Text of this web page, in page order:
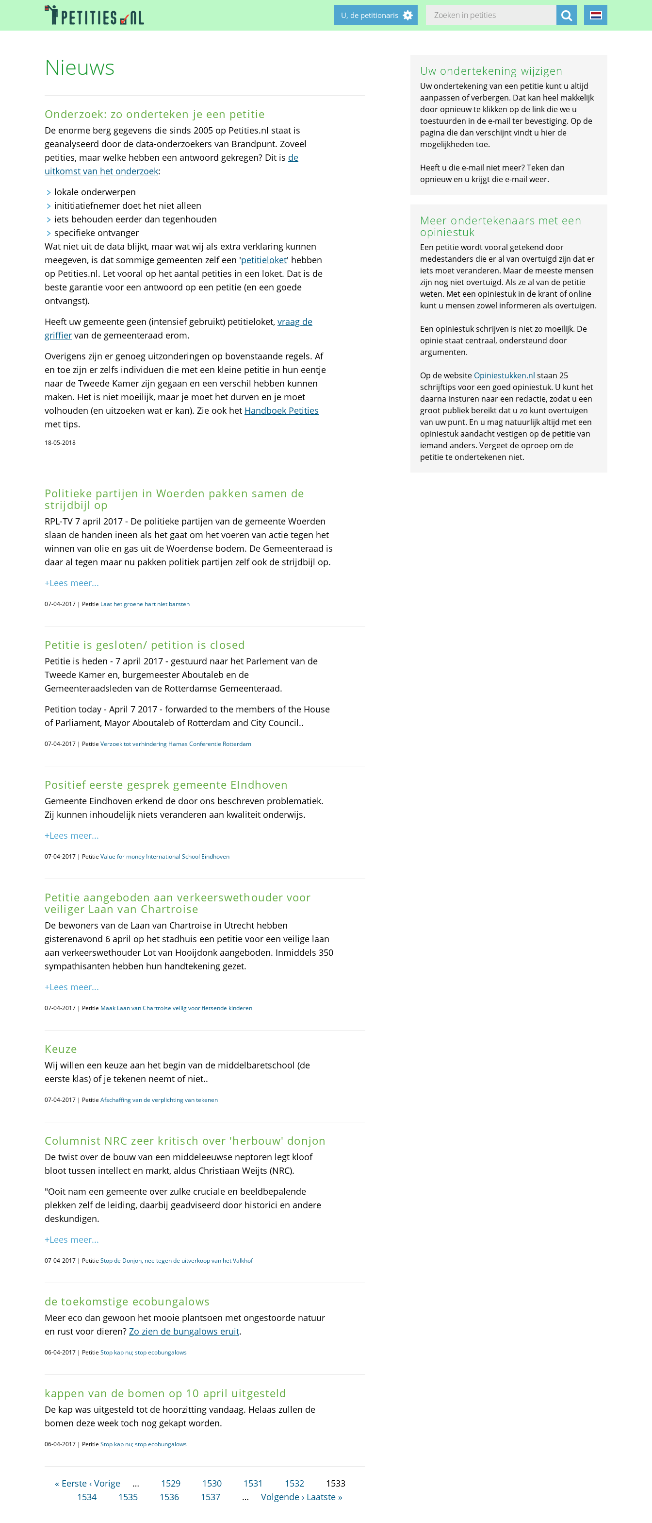
U, de petitionaris
Nieuws
Onderzoek: zo onderteken je een petitie
De enorme berg gegevens die sinds 2005 op Petities.nl staat is
geanalyseerd door de data-onderzoekers van Brandpunt. Zoveel
petities, maar welke hebben een antwoord gekregen? Dit is de
uitkomst van het onderzoek:
lokale onderwerpen
inititiatiefnemer doet het niet alleen
iets behouden eerder dan tegenhouden
specifieke ontvanger
Wat niet uit de data blijkt, maar wat wij als extra verklaring kunnen
meegeven, is dat sommige gemeenten zelf een 'petitieloket' hebben
op Petities.nl. Let vooral op het aantal petities in een loket. Dat is de
beste garantie voor een antwoord op een petitie (en een goede
ontvangst).
Heeft uw gemeente geen (intensief gebruikt) petitieloket, vraag de
griffier van de gemeenteraad erom.
Overigens zijn er genoeg uitzonderingen op bovenstaande regels. Af
en toe zijn er zelfs individuen die met een kleine petitie in hun eentje
naar de Tweede Kamer zijn gegaan en een verschil hebben kunnen
maken. Het is niet moeilijk, maar je moet het durven en je moet
volhouden (en uitzoeken wat er kan). Zie ook het Handboek Petities
met tips.
18-05-2018
Politieke partijen in Woerden pakken samen de
strijdbijl op
RPL-TV 7 april 2017 - De politieke partijen van de gemeente Woerden
slaan de handen ineen als het gaat om het voeren van actie tegen het
winnen van olie en gas uit de Woerdense bodem. De Gemeenteraad is
daar al tegen maar nu pakken politiek partijen zelf ook de strijdbijl op.
+Lees meer...
07-04-2017 | Petitie Laat het groene hart niet barsten
Petitie is gesloten/ petition is closed
Petitie is heden - 7 april 2017 - gestuurd naar het Parlement van de
Tweede Kamer en, burgemeester Aboutaleb en de
Gemeenteraadsleden van de Rotterdamse Gemeenteraad.
Petition today - April 7 2017 - forwarded to the members of the House
of Parliament, Mayor Aboutaleb of Rotterdam and City Council..
07-04-2017 | Petitie Verzoek tot verhindering Hamas Conferentie Rotterdam
Positief eerste gesprek gemeente EIndhoven
Gemeente Eindhoven erkend de door ons beschreven problematiek.
Zij kunnen inhoudelijk niets veranderen aan kwaliteit onderwijs.
+Lees meer...
07-04-2017 | Petitie Value for money International School Eindhoven
Petitie aangeboden aan verkeerswethouder voor
veiliger Laan van Chartroise
De bewoners van de Laan van Chartroise in Utrecht hebben
gisterenavond 6 april op het stadhuis een petitie voor een veilige laan
aan verkeerswethouder Lot van Hooijdonk aangeboden. Inmiddels 350
sympathisanten hebben hun handtekening gezet.
+Lees meer...
07-04-2017 | Petitie Maak Laan van Chartroise veilig voor fietsende kinderen
Keuze
Wij willen een keuze aan het begin van de middelbaretschool (de
eerste klas) of je tekenen neemt of niet..
07-04-2017 | Petitie Afschaffing van de verplichting van tekenen
Columnist NRC zeer kritisch over 'herbouw' donjon
De twist over de bouw van een middeleeuwse neptoren legt kloof
bloot tussen intellect en markt, aldus Christiaan Weijts (NRC).
"Ooit nam een gemeente over zulke cruciale en beeldbepalende
plekken zelf de leiding, daarbij geadviseerd door historici en andere
deskundigen.
+Lees meer...
07-04-2017 | Petitie Stop de Donjon, nee tegen de uitverkoop van het Valkhof
de toekomstige ecobungalows
Meer eco dan gewoon het mooie plantsoen met ongestoorde natuur
en rust voor dieren? Zo zien de bungalows eruit.
06-04-2017 | Petitie Stop kap nu; stop ecobungalows
kappen van de bomen op 10 april uitgesteld
De kap was uitgesteld tot de hoorzitting vandaag. Helaas zullen de
bomen deze week toch nog gekapt worden.
06-04-2017 | Petitie Stop kap nu; stop ecobungalows
« Eerste ‹ Vorige … 1529 1530 1531 1532
1533
1534
1535 1536 1537 … Volgende › Laatste »
Uw ondertekening wijzigen
Uw ondertekening van een petitie kunt u altijd
aanpassen of verbergen. Dat kan heel makkelijk
door opnieuw te klikken op de link die we u
toestuurden in de e-mail ter bevestiging. Op de
pagina die dan verschijnt vindt u hier de
mogelijkheden toe.
Heeft u die e-mail niet meer? Teken dan
opnieuw en u krijgt die e-mail weer.
Meer ondertekenaars met een
opiniestuk
Een petitie wordt vooral getekend door
medestanders die er al van overtuigd zijn dat er
iets moet veranderen. Maar de meeste mensen
zijn nog niet overtuigd. Als ze al van de petitie
weten. Met een opiniestuk in de krant of online
kunt u mensen zowel informeren als overtuigen.
Een opiniestuk schrijven is niet zo moeilijk. De
opinie staat centraal, ondersteund door
argumenten.
Op de website Opiniestukken.nl staan 25
schrijftips voor een goed opiniestuk. U kunt het
daarna insturen naar een redactie, zodat u een
groot publiek bereikt dat u zo kunt overtuigen
van uw punt. En u mag natuurlijk altijd met een
opiniestuk aandacht vestigen op de petitie van
iemand anders. Vergeet de oproep om de
petitie te ondertekenen niet.